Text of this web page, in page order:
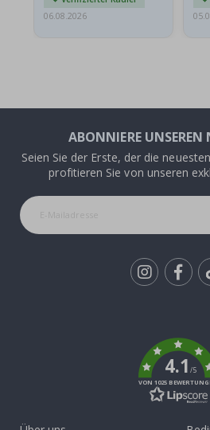
06.08.2026
ABONNIERE UNSEREN
Seien Sie der Erste, der die
profitieren Sie von unseren
4.1/5
VON 1025